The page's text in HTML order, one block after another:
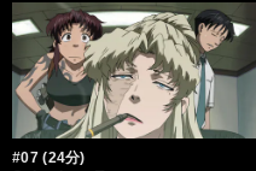
#07 (24分)